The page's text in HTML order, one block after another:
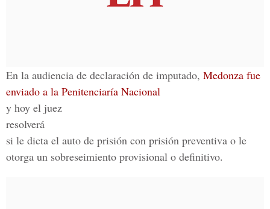
En la audiencia de declaración de imputado, Medonza fue
enviado a la Penitenciaría Nacional
y hoy el juez
resolverá
si le dicta el auto de prisión con prisión preventiva o le
otorga un sobreseimiento provisional o definitivo.